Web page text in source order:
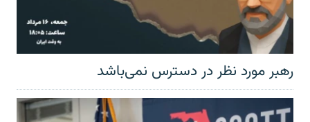
رهبر مورد نظر در دسترس نمی‌باشد